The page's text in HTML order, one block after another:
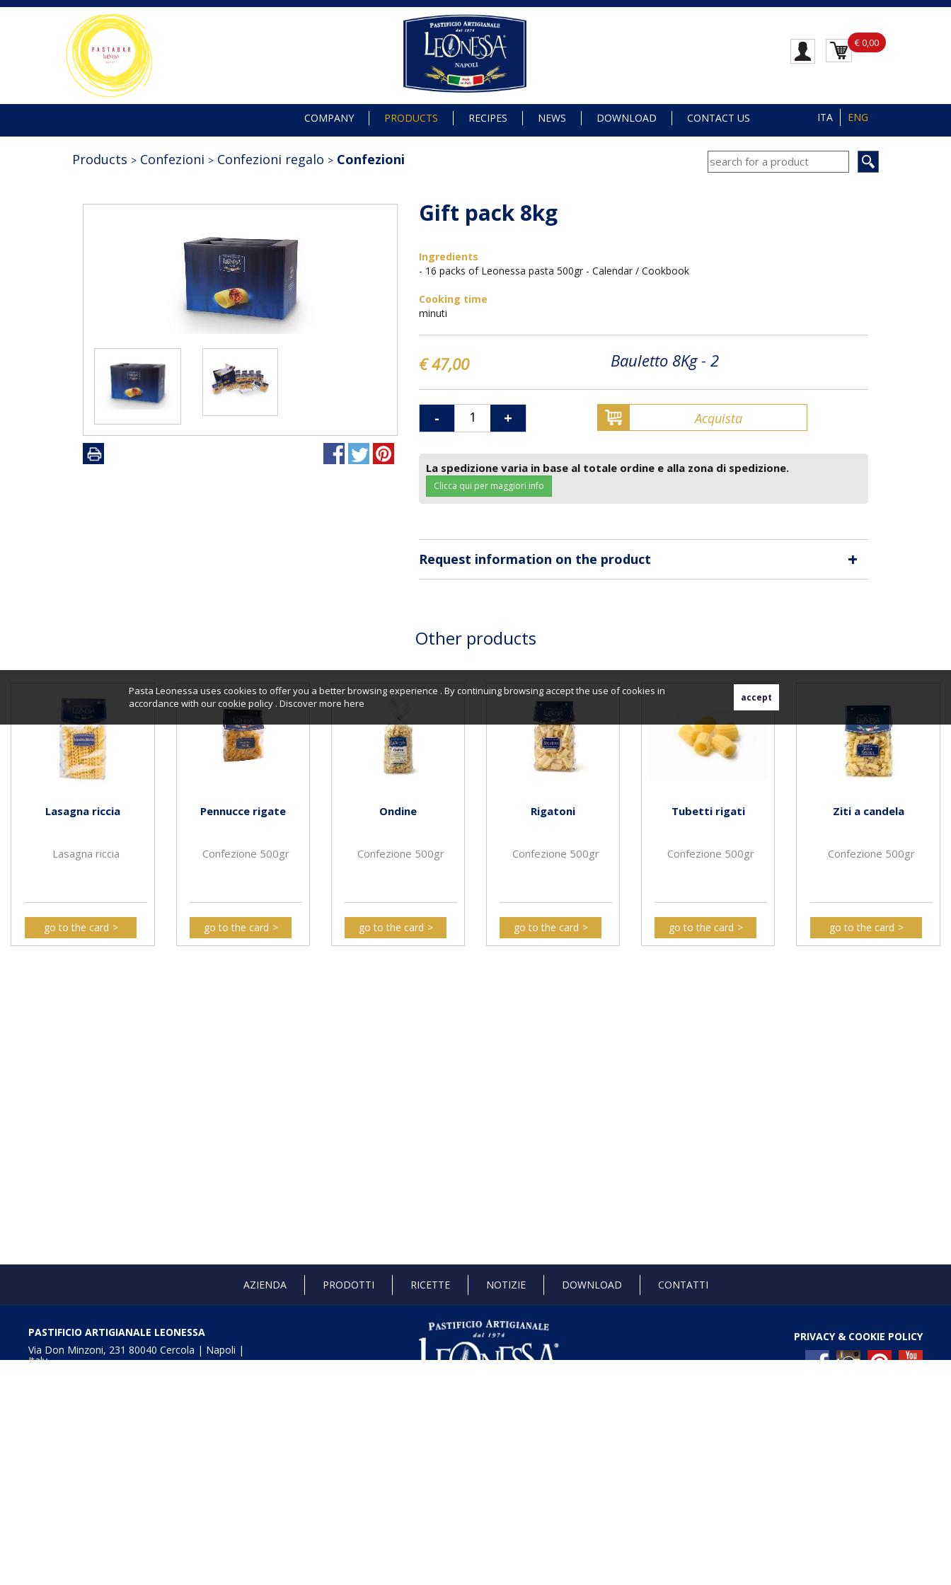
Pasta Leonessa uses cookies to offer you a better browsing experience . By continuing browsing accept the use of cookies in
accordance with our cookie policy . Discover more here
€ 0,00
COMPANY PRODUCTS RECIPES NEWS DOWNLOAD CONTACT US ITA ENG
Products Confezioni Confezioni regalo Confezioni
Gift pack 8kg
Ingredients
- 16 packs of Leonessa pasta 500gr - Calendar / Cookbook
Cooking time
minuti
€ 47,00 Bauletto 8Kg - 2
- + Acquista
La spedizione varia in base al totale ordine e alla zona di spedizione.
Clicca qui per maggiori info
Request information on the product +
Other products
Lasagna riccia
Lasagna riccia
go to the card
Pennucce rigate
Confezione 500gr
go to the card
Ondine
Confezione 500gr
go to the card
Rigatoni
Confezione 500gr
go to the card
Tubetti rigati
Confezione 500gr
go to the card
Ziti a candela
Confezione 500gr
go to the card
AZIENDA PRODOTTI RICETTE NOTIZIE DOWNLOAD CONTATTI
PASTIFICIO ARTIGIANALE LEONESSA
Via Don Minzoni, 231 80040 Cercola | Napoli |
Italy
PRIVACY & COOKIE POLICY